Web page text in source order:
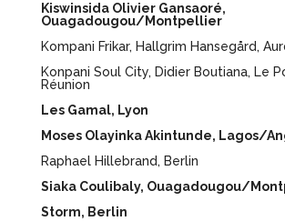
Kiswinsida Olivier Gansaoré,
Ouagadougou/Montpellier
Kompani Frikar, Hallgrim Hansegård,
Konpani Soul City, Didier Boutiana, Le
Réunion
Les Gamal, Lyon
Moses Olayinka Akintunde, Lagos/
Raphael Hillebrand, Berlin
Siaka Coulibaly, Ouagadougou/
Storm, Berlin